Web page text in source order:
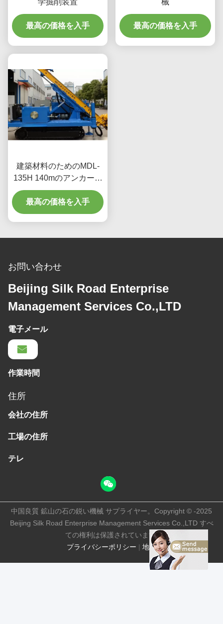
最高の価格を入手 最高の価格を入手
建築材料のためのMDL-
135H 140mのアンカー掘
削装置
最高の価格を入手
お問い合わせ
Beijing Silk Road Enterprise
Management Services Co.,LTD
電子メール
作業時間
住所
会社の住所
工場の住所
テレ
プライバシーポリシー | 地図
中国良質 鉱山の石の鋭い機械 サプライヤー。Copyright © -2025
Beijing Silk Road Enterprise Management Services Co.,LTD すべ
ての権利は保護されています.